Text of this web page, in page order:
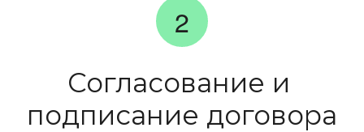
Согласование и
подписание договора